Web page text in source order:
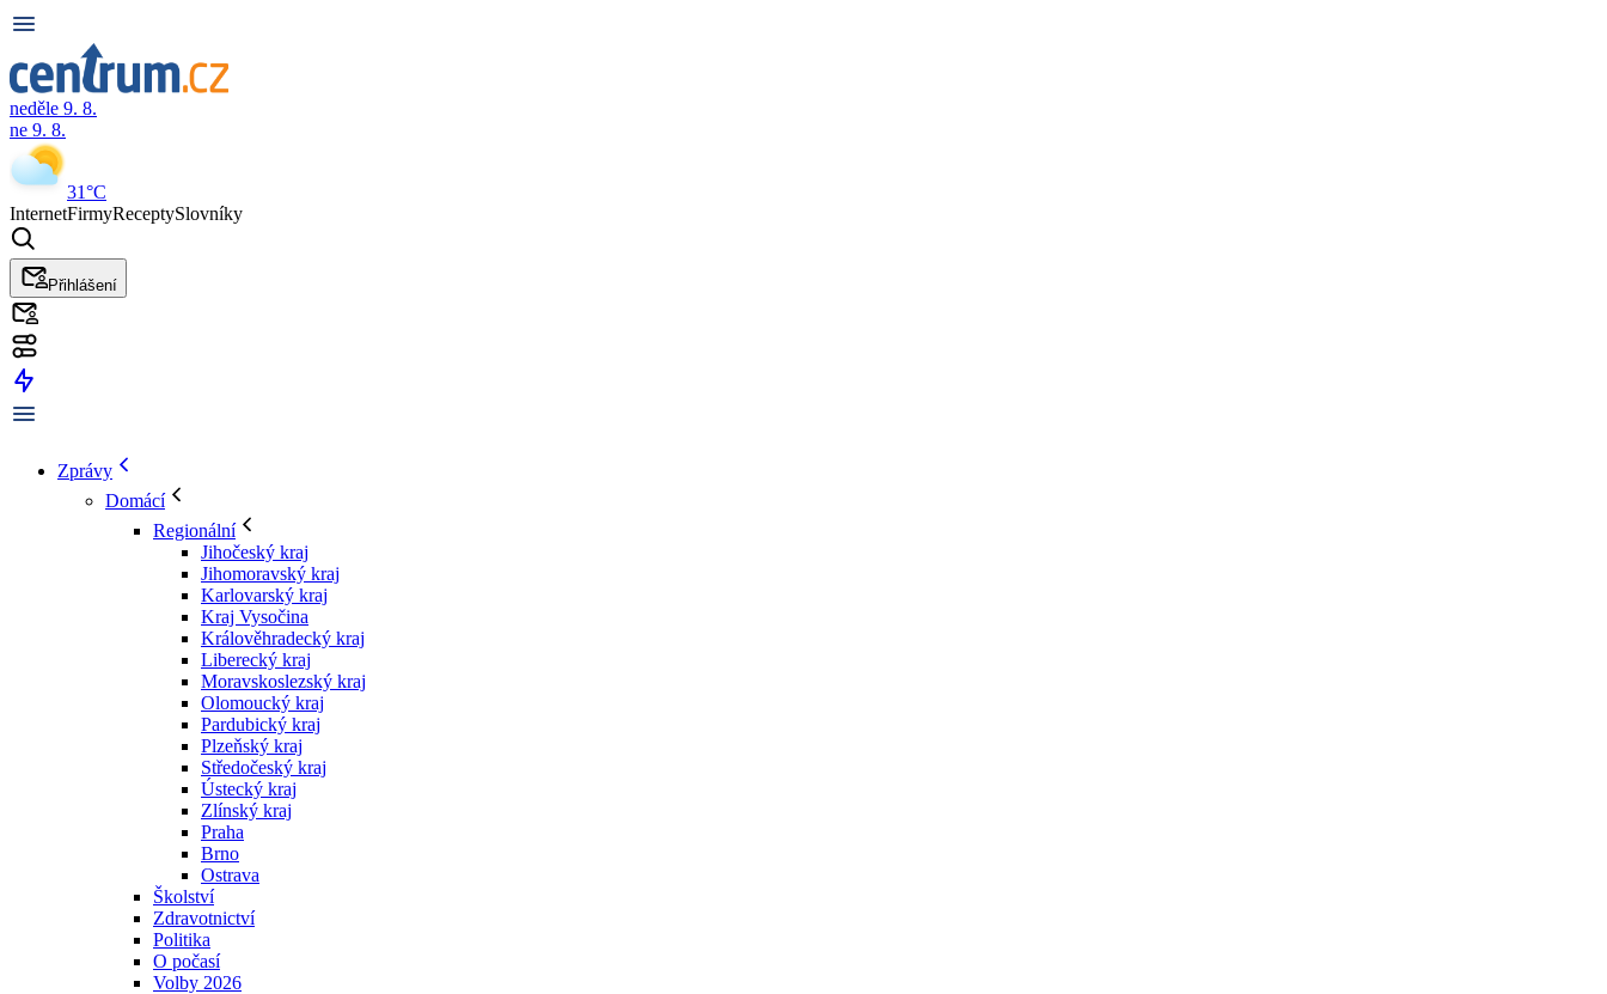
neděle 9. 8.
ne 9. 8.
31°C
InternetFirmyReceptySlovníky
Přihlášení
Zprávy
Domácí
Regionální
Jihočeský kraj
Jihomoravský kraj
Karlovarský kraj
Kraj Vysočina
Králověhradecký kraj
Liberecký kraj
Moravskoslezský kraj
Olomoucký kraj
Pardubický kraj
Plzeňský kraj
Středočeský kraj
Ústecký kraj
Zlínský kraj
Praha
Brno
Ostrava
Školství
Zdravotnictví
Politika
O počasí
Volby 2026